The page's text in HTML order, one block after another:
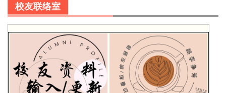
校友联络室